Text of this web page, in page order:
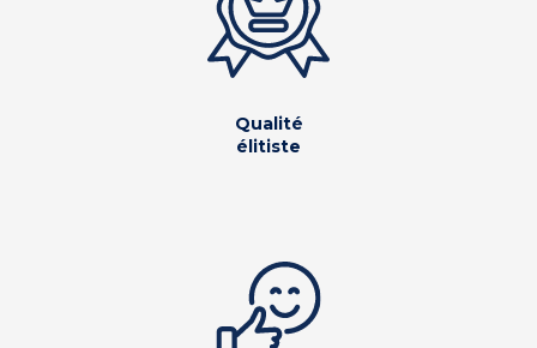
Qualité
élitiste